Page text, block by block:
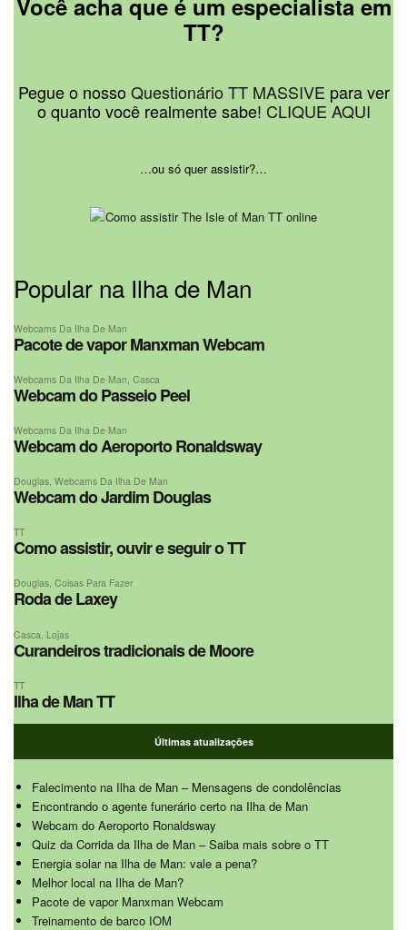
Você acha que é um especialista em
TT?
Pegue o nossoQuestionário TT MASSIVE para ver
o quanto você realmente sabe! CLIQUE AQUI
…ou só quer assistir?…
Popular na Ilha de Man
Webcams Da Ilha De Man
Pacote de vapor Manxman Webcam
Webcams Da Ilha De Man Casca
Webcam do Passeio Peel
Webcams Da Ilha De Man
Webcam do Aeroporto Ronaldsway
Douglas, Webcams Da Ilha De Man
Webcam do Jardim Douglas
TT
Como assistir, ouvir e seguir o TT
Douglas, Coisas Para Fazer
Roda de Laxey
Casca Lojas
Curandeiros tradicionais de Moore
TT
Ilha de Man TT
Últimas atualizações
Falecimento na Ilha de Man – Mensagens de condolências
Encontrando o agente funerário certo na Ilha de Man
Webcam do Aeroporto Ronaldsway
Quiz da Corrida da Ilha de Man – Saiba mais sobre o TT
Energia solar na Ilha de Man: vale a pena?
Melhor local na Ilha de Man?
Pacote de vapor Manxman Webcam
Treinamento de barco IOM